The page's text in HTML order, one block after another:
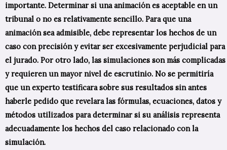
importante. Determinar si una animación es aceptable en un
tribunal o no es relativamente sencillo. Para que una
animación sea admisible, debe representar los hechos de un
caso con precisión y evitar ser excesivamente perjudicial para
el jurado. Por otro lado, las simulaciones son más complicadas
y requieren un mayor nivel de escrutinio. No se permitiría
que un experto testificara sobre sus resultados sin antes
haberle pedido que revelara las fórmulas, ecuaciones, datos y
métodos utilizados para determinar si su análisis representa
adecuadamente los hechos del caso relacionado con la
simulación.